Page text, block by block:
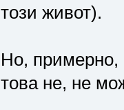
този живот).
Но,
това не, не